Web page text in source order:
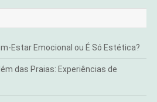
Estar Emocional ou É Só Estética?
das Praias: Experiências de